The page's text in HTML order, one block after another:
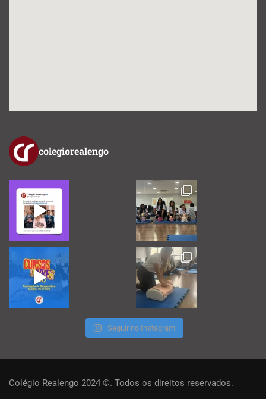
colegiorealengo
Seguir no Instagram
Colégio Realengo 2024 ©. Todos os direitos reservados.